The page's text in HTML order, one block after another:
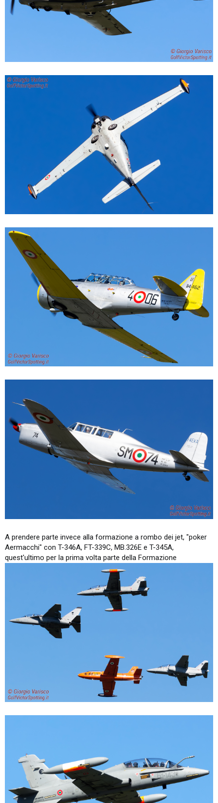
A prendere parte invece alla formazione a rombo dei jet, "poker
Aermacchi" con T-346A, FT-339C, MB.326E e T-345A,
quest'ultimo per la prima volta parte della Formazione